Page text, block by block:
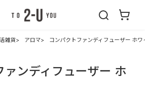
雑貨 アロマ コンパクトファンディフューザー ホワ
ァンディフューザー ホ